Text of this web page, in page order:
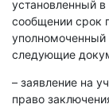
установленный
сообщении срок
уполномоченный
следующие
– заявление на
право